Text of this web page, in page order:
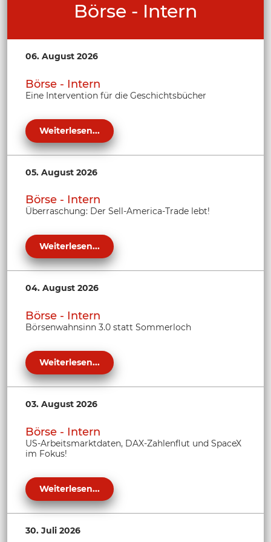
Börse - Intern
06. August 2026
Börse - Intern
Eine Intervention für die Geschichtsbücher
Weiterlesen...
05. August 2026
Börse - Intern
Überraschung: Der Sell-America-Trade lebt!
Weiterlesen...
04. August 2026
Börse - Intern
Börsenwahnsinn 3.0 statt Sommerloch
Weiterlesen...
03. August 2026
Börse - Intern
US-Arbeitsmarktdaten, DAX-Zahlenflut und SpaceX
im Fokus!
Weiterlesen...
30. Juli 2026